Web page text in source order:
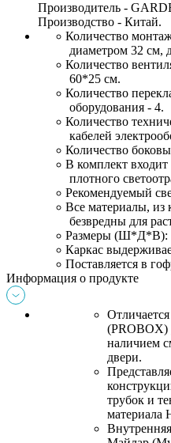
Производитель -
Производство - Китай.
Количество
диаметром 32 см,
Количество
60*25 см.
Количество
оборудования - 4.
Количество
кабелей
Количество
В комплект входит
плотного
Рекомендуемый
Все материалы, из
безвредны для
Размеры (Ш*Д*В):
Каркас
Поставляется в
Информация о продукте
(PROBOX)
наличием
двери.
трубок и
материала